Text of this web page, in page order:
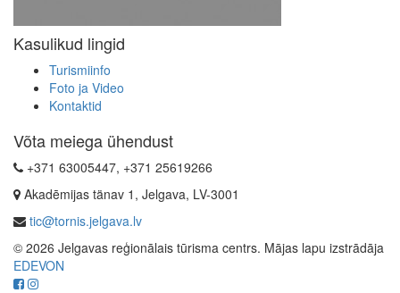
Kasulikud lingid
Turismiinfo
Foto ja Video
Kontaktid
Võta meiega ühendust
+371 63005447, +371 25619266
Akadēmijas tänav 1, Jelgava, LV-3001
tic@tornis.jelgava.lv
© 2026 Jelgavas reģionālais tūrisma centrs. Mājas lapu izstrādāja
EDEVON